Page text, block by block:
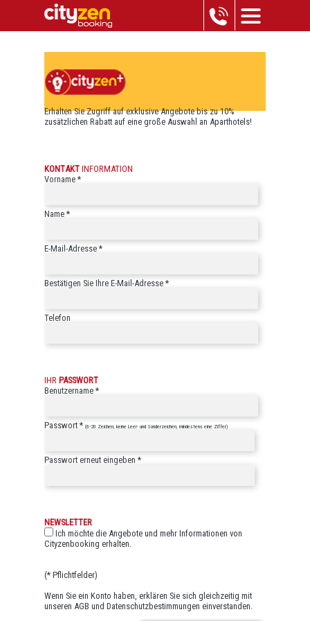
Erhalten Sie Zugriff auf exklusive Angebote bis zu 10%
zusätzlichen Rabatt auf eine große Auswahl an Aparthotels!
KONTAKT INFORMATION
Vorname *
Name *
E-Mail-Adresse *
Bestätigen Sie Ihre E-Mail-Adresse *
Telefon
IHR PASSWORT
Benutzername *
Passwort * (6-20 Zeichen, keine Leer- und Sonderzeichen, mindestens eine Ziffer)
Passwort erneut eingeben *
NEWSLETTER
Ich möchte die Angebote und mehr Informationen von
Cityzenbooking erhalten.
(* Pflichtfelder)
Wenn Sie ein Konto haben, erklären Sie sich gleichzeitig mit
unseren AGB und Datenschutzbestimmungen einverstanden.